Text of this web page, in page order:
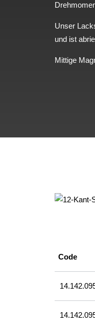
Unser
und ist
Mittige
Code